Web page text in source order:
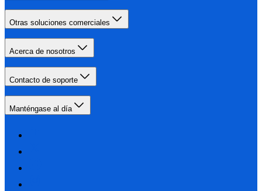
Otras soluciones comerciales
Acerca de nosotros
Contacto de soporte
Manténgase al día